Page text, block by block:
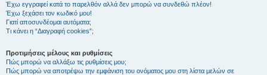
Έχω εγγραφεί κατά το παρελθόν αλλά δεν μπορώ να συνδεθώ πλέον!
Έχω ξεχάσει τον κωδικό μου!
Γιατί αποσυνδέομαι αυτόματα;
Τι κάνει η “Διαγραφή cookies”;
Προτιμήσεις μέλους και ρυθμίσεις
Πώς μπορώ να αλλάξω τις ρυθμίσεις μου;
Πώς μπορώ να αποτρέψω την εμφάνιση του ονόματος μου στη λίστα μελών σε